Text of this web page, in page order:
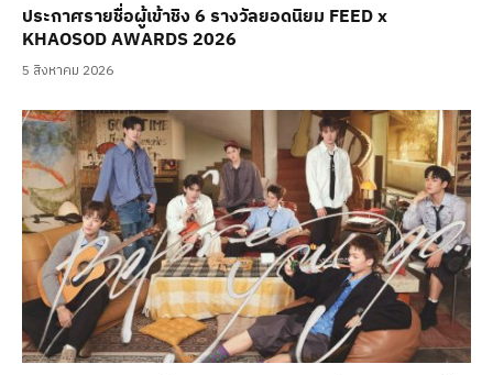
ประกาศรายชื่อผู้เข้าชิง 6 รางวัลยอดนิยม FEED x
KHAOSOD AWARDS 2026
5 สิงหาคม 2026